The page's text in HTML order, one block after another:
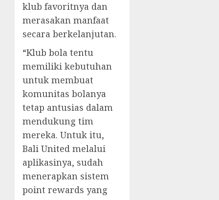
klub favoritnya dan
merasakan manfaat
secara berkelanjutan.
“Klub bola tentu
memiliki kebutuhan
untuk membuat
komunitas bolanya
tetap antusias dalam
mendukung tim
mereka. Untuk itu,
Bali United melalui
aplikasinya, sudah
menerapkan sistem
point rewards yang